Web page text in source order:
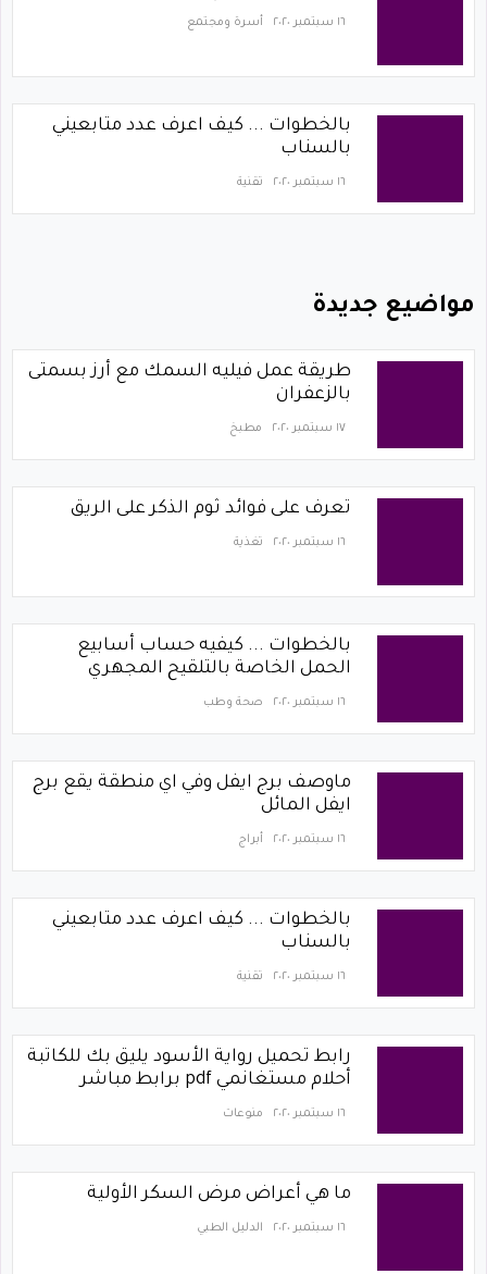
١٦ سبتمبر ٢٠٢٠ أسرة ومجتمع
بالخطوات ... كيف اعرف عدد متابعيني
بالسناب
١٦ سبتمبر ٢٠٢٠ تقنية
مواضيع جديدة
طريقة عمل فيليه السمك مع أرز بسمتى
بالزعفران
١٧ سبتمبر ٢٠٢٠ مطبخ
تعرف على فوائد ثوم الذكر على الريق
١٦ سبتمبر ٢٠٢٠ تغذية
بالخطوات ... كيفيه حساب أسابيع
الحمل الخاصة بالتلقيح المجهري
١٦ سبتمبر ٢٠٢٠ صحة وطب
ماوصف برج ايفل وفي اي منطقة يقع برج
ايفل المائل
١٦ سبتمبر ٢٠٢٠ أبراج
بالخطوات ... كيف اعرف عدد متابعيني
بالسناب
١٦ سبتمبر ٢٠٢٠ تقنية
رابط تحميل رواية الأسود يليق بك للكاتبة
أحلام مستغانمي pdf برابط مباشر
١٦ سبتمبر ٢٠٢٠ منوعات
ما هي أعراض مرض السكر الأولية
١٦ سبتمبر ٢٠٢٠ الدليل الطبي